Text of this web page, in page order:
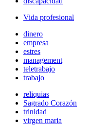
Vida profesional
dinero
empresa
estres
management
teletrabajo
trabajo
reliquias
Sagrado Corazón
trinidad
virgen maria